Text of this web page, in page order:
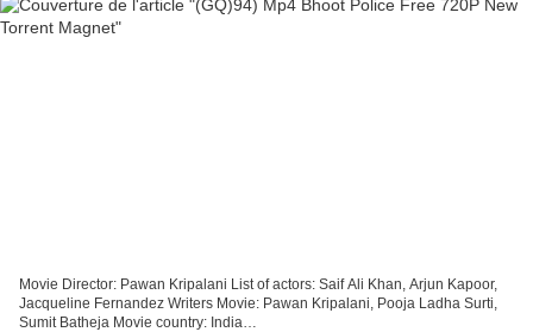
Movie Director: Pawan Kripalani List of actors: Saif Ali Khan, Arjun Kapoor,
Jacqueline Fernandez Writers Movie: Pawan Kripalani, Pooja Ladha Surti,
Sumit Batheja Movie country: India